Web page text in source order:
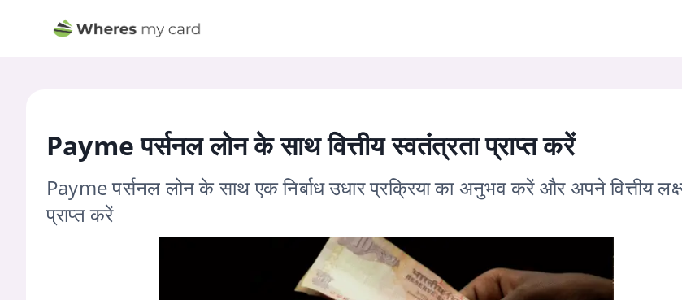
Payme पर्सनल लोन के साथ वित्तीय स्वतंत्रता प्राप्त करें
Payme पर्सनल लोन के साथ एक निर्बाध उधार प्रक्रिया का अनुभव करें और अपने वित्तीय
प्राप्त करें